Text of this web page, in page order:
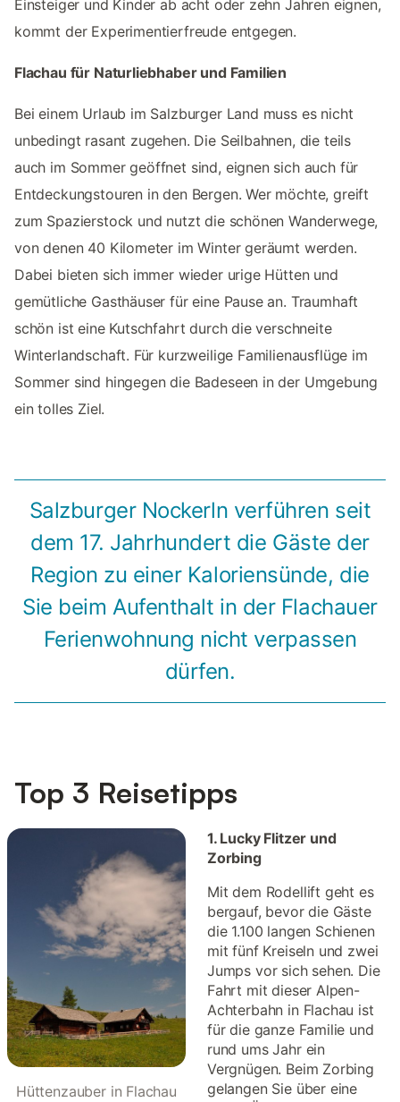
Einsteiger und Kinder ab acht oder zehn Jahren eignen,
kommt der Experimentierfreude entgegen.
Flachau für Naturliebhaber und Familien
Bei einem Urlaub im Salzburger Land muss es nicht
unbedingt rasant zugehen. Die Seilbahnen, die teils
auch im Sommer geöffnet sind, eignen sich auch für
Entdeckungstouren in den Bergen. Wer möchte, greift
zum Spazierstock und nutzt die schönen Wanderwege,
von denen 40 Kilometer im Winter geräumt werden.
Dabei bieten sich immer wieder urige Hütten und
gemütliche Gasthäuser für eine Pause an. Traumhaft
schön ist eine Kutschfahrt durch die verschneite
Winterlandschaft. Für kurzweilige Familienausflüge im
Sommer sind hingegen die Badeseen in der Umgebung
ein tolles Ziel.
Salzburger Nockerln verführen seit
dem 17. Jahrhundert die Gäste der
Region zu einer Kaloriensünde, die
Sie beim Aufenthalt in der Flachauer
Ferienwohnung nicht verpassen
dürfen.
Top 3 Reisetipps
Hüttenzauber in Flachau
1. Lucky Flitzer und
Zorbing
Mit dem Rodellift geht es
bergauf, bevor die Gäste
die 1.100 langen Schienen
mit fünf Kreiseln und zwei
Jumps vor sich sehen. Die
Fahrt mit dieser Alpen-
Achterbahn in Flachau ist
für die ganze Familie und
rund ums Jahr ein
Vergnügen. Beim Zorbing
gelangen Sie über eine